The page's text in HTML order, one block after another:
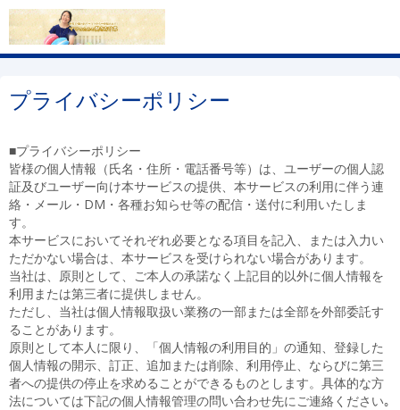
プライバシーポリシー
■プライバシーポリシー
皆様の個人情報（氏名・住所・電話番号等）は、ユーザーの個人認
証及びユーザー向け本サービスの提供、本サービスの利用に伴う連
絡・メール・DM・各種お知らせ等の配信・送付に利用いたしま
す。
本サービスにおいてそれぞれ必要となる項目を記入、または入力い
ただかない場合は、本サービスを受けられない場合があります。
当社は、原則として、ご本人の承諾なく上記目的以外に個人情報を
利用または第三者に提供しません。
ただし、当社は個人情報取扱い業務の一部または全部を外部委託す
ることがあります。
原則として本人に限り、「個人情報の利用目的」の通知、登録した
個人情報の開示、訂正、追加または削除、利用停止、ならびに第三
者への提供の停止を求めることができるものとします。具体的な方
法については下記の個人情報管理の問い合わせ先にご連絡ください｡